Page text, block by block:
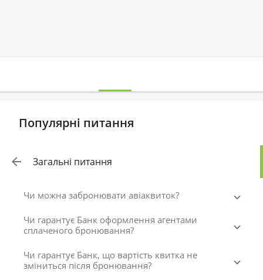
Популярні питання
Загальні питання
Чи можна забронювати авіаквиток?
Чи гарантує Банк оформлення агентами
сплаченого бронювання?
Чи гарантує Банк, що вартість квитка не
зміниться після бронювання?